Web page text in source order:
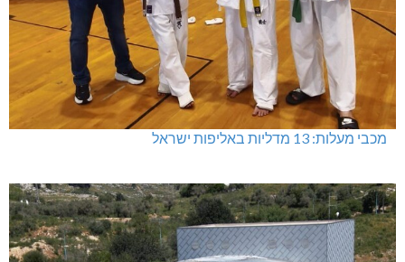
מכבי מעלות: 13 מדליות באליפות ישראל